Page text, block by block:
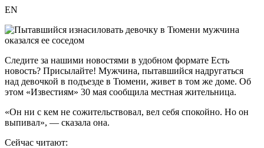
EN
Следите за нашими новостями в удобном формате Есть
новость? Присылайте! Мужчина, пытавшийся надругаться
над девочкой в подъезде в Тюмени, живет в том же доме. Об
этом «Известиям» 30 мая сообщила местная жительница.
«Он ни с кем не сожительствовал, вел себя спокойно. Но он
выпивал», — сказала она.
Сейчас читают: